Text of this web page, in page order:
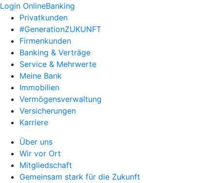
Login OnlineBanking
Privatkunden
#GenerationZUKUNFT
Firmenkunden
Banking & Verträge
Service & Mehrwerte
Meine Bank
Immobilien
Vermögensverwaltung
Versicherungen
Karriere
Über uns
Wir vor Ort
Mitgliedschaft
Gemeinsam stark für die Zukunft